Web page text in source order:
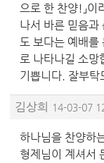
으로 한 찬양!」
나서 바른 믿음과
도 보다는 예배를
로 나타나길 소
기쁩니다. 잘부탁
김상희 14-03-07
하나님을 찬양하
형제님이 계셔서